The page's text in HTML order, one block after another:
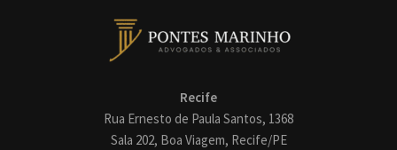
Recife
Rua Ernesto de Paula Santos, 1368
Sala 202, Boa Viagem, Recife/PE